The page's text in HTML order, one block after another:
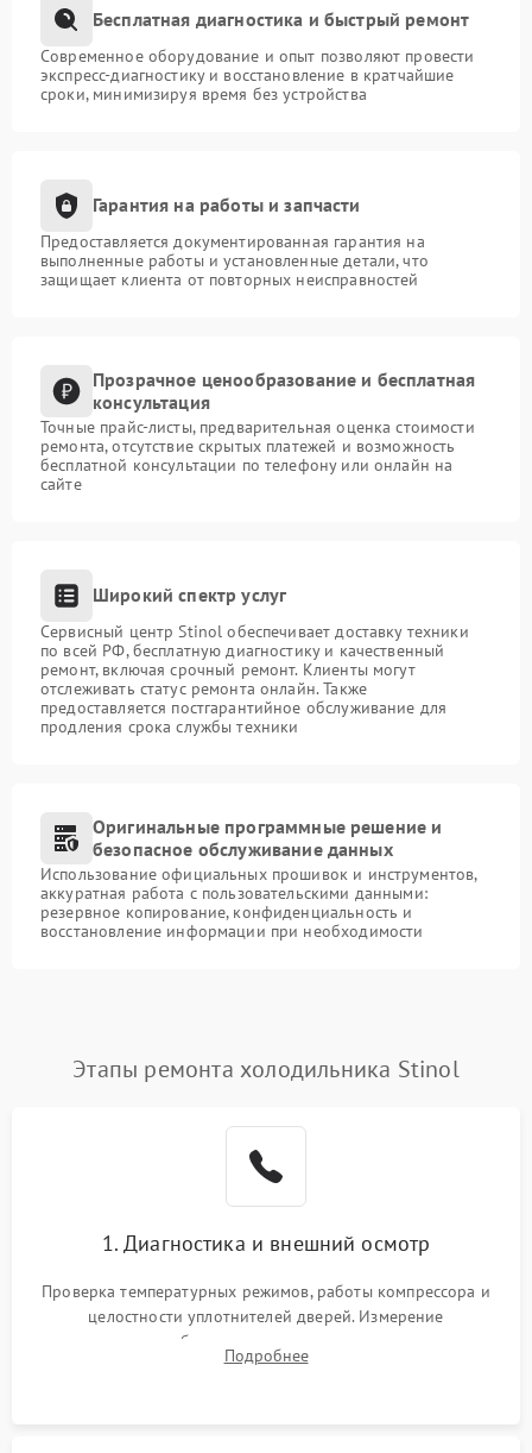
Бесплатная диагностика и быстрый ремонт
Современное оборудование и опыт позволяют провести
экспресс-диагностику и восстановление в кратчайшие
сроки, минимизируя время без устройства
Гарантия на работы и запчасти
Предоставляется документированная гарантия на
выполненные работы и установленные детали, что
защищает клиента от повторных неисправностей
Прозрачное ценообразование и бесплатная
консультация
Точные прайс-листы, предварительная оценка стоимости
ремонта, отсутствие скрытых платежей и возможность
бесплатной консультации по телефону или онлайн на
сайте
Широкий спектр услуг
Сервисный центр Stinol обеспечивает доставку техники
по всей РФ, бесплатную диагностику и качественный
ремонт, включая срочный ремонт. Клиенты могут
отслеживать статус ремонта онлайн. Также
предоставляется постгарантийное обслуживание для
продления срока службы техники
Оригинальные программные решение и
безопасное обслуживание данных
Использование официальных прошивок и инструментов,
аккуратная работа с пользовательскими данными:
резервное копирование, конфиденциальность и
восстановление информации при необходимости
Этапы ремонта холодильника Stinol
1. Диагностика и внешний осмотр
Проверка температурных режимов, работы компрессора и
целостности уплотнителей дверей. Измерение
сопротивления обмоток мотора, проверка термостата и
считывание кодов ошибок с электронного дисплея.
Подробнее